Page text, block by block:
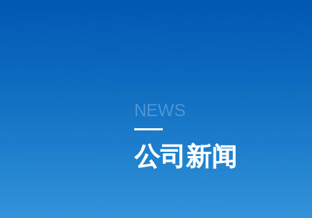
NEWS
公司新闻